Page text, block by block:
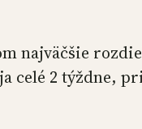
najväčšie
2 týždne,